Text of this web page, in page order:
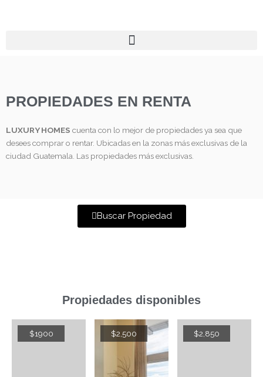
PROPIEDADES EN RENTA
LUXURY HOMES cuenta con lo mejor de propiedades ya sea que
desees comprar o rentar. Ubicadas en la zonas más exclusivas de la
ciudad Guatemala. Las propiedades más exclusivas.
Buscar Propiedad
Propiedades disponibles
$1900 $2,500 $2,850